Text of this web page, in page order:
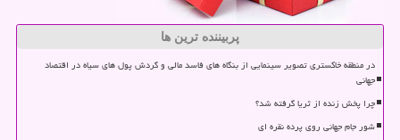
پربیننده ترین ها
در منطقه خاکستری تصویر سینمایی از بنگاه های فاسد مالی و گردش پول های سیاه در اقتصاد
جهانی
چرا پخش زنده از ثریا گرفته شد؟
شور جام جهانی روی پرده نقره ای